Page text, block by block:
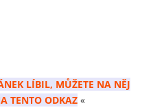
LÍBIL, MŮŽETE NA NĚJ
TENTO ODKAZ «